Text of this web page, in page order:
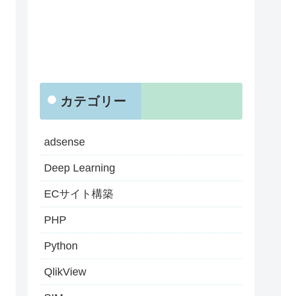
カテゴリー
adsense
Deep Learning
ECサイト構築
PHP
Python
QlikView